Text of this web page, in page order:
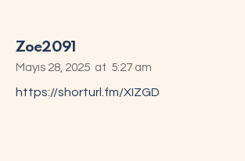
Zoe2091
Mayıs 28, 2025 at 5:27 am
https://shorturl.fm/XIZGD